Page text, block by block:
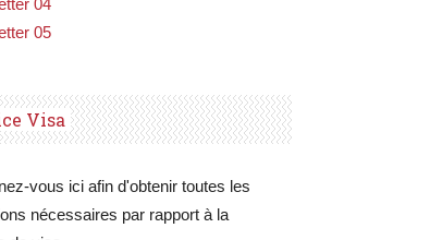
04
05
Visa
vous ici afin d'obtenir toutes les
nécessaires par rapport à la